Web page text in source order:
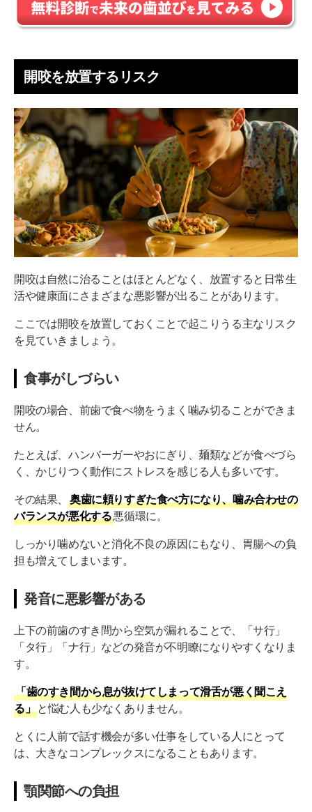
開咬を放置するリスク
開咬は自然に治ることはほとんどなく、放置すると日常生
活や健康面にさまざまな悪影響が出ることがあります。
ここでは開咬を放置しておくことで起こりうる主なリスク
を見ていきましょう。
食事がしづらい
開咬の場合、前歯で食べ物をうまく噛み切ることができま
せん。
たとえば、ハンバーガーやおにぎり、麺類などが食べづら
く、かじりつく動作にストレスを感じる人も多いです。
その結果、
奥歯に頼りすぎた食べ方になり、噛み合わせの
バランスが悪化する悪循環に。
しっかり噛めないと消化不良の原因にもなり、胃腸への負
担も増えてしまいます。
発音に悪影響がある
上下の前歯のすき間から空気が漏れることで、「サ行」
「タ行」「ナ行」などの発音が不明瞭になりやすくなりま
す。
「歯のすき間から息が抜けてしまって滑舌が悪く聞こえ
る」
と悩む人も少なくありません。
とくに人前で話す機会が多い仕事をしている人にとって
は、大きなコンプレックスになることもあります。
顎関節への負担